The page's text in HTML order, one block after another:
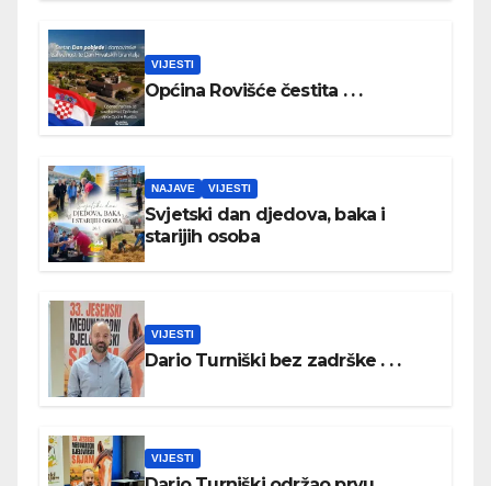
VIJESTI
Općina Rovišće čestita . . .
NAJAVE VIJESTI
Svjetski dan djedova, baka i
starijih osoba
VIJESTI
Dario Turniški bez zadrške . . .
VIJESTI